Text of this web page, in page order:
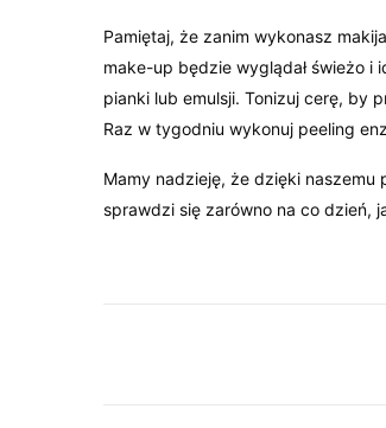
Pamiętaj, że zanim wykonasz
make-up będzie wyglądał świeżo i
pianki lub emulsji. Tonizuj cerę, by
Raz w tygodniu wykonuj peeling
Mamy nadzieję, że dzięki naszemu
sprawdzi się zarówno na co dzień,